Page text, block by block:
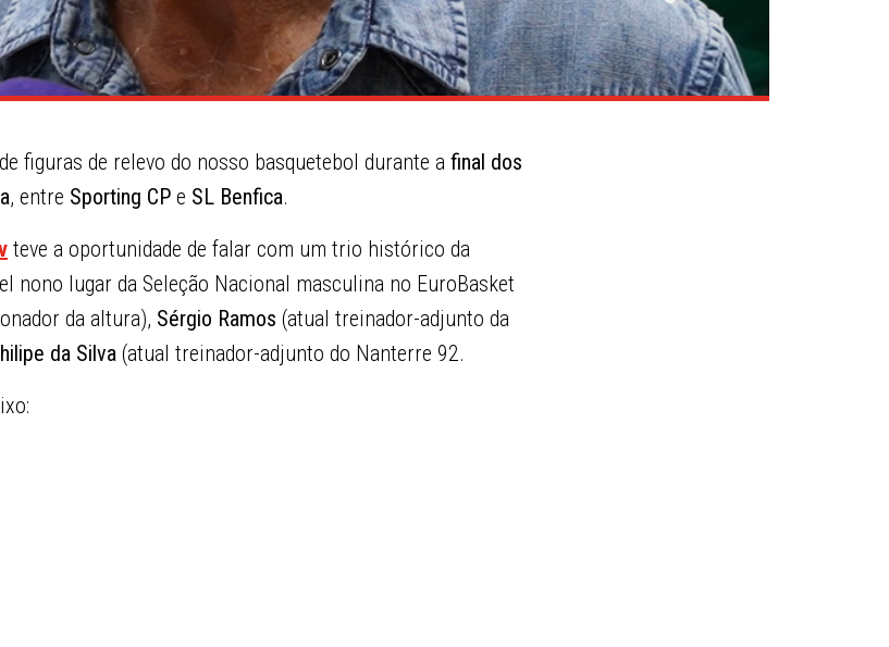
figuras de relevo do nosso basquetebol durante a final dos
, entre Sporting CP e SL Benfica.
teve a oportunidade de falar com um trio histórico da
nono lugar da Seleção Nacional masculina no EuroBasket
da altura), Sérgio Ramos (atual treinador-adjunto da
da Silva (atual treinador-adjunto do Nanterre 92.